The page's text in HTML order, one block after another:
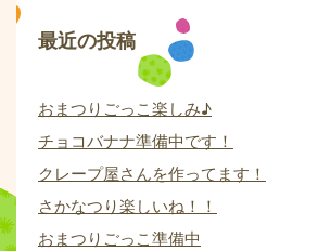
最近の投稿
おまつりごっこ楽しみ♪
チョコバナナ準備中です！
クレープ屋さんを作ってます！
さかなつり楽しいね！！
おまつりごっこ準備中